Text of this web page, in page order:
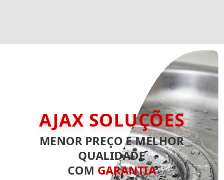
AJAX SOLUÇÕES
MENOR PREÇO E MELHOR
QUALIDADE
COM GARANTIA